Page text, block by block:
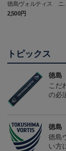
徳島ヴォルティス ニ
ロボン タオルマフラー
2,500円
トピックス
徳島
こだ
の必
徳島
徳島
い方